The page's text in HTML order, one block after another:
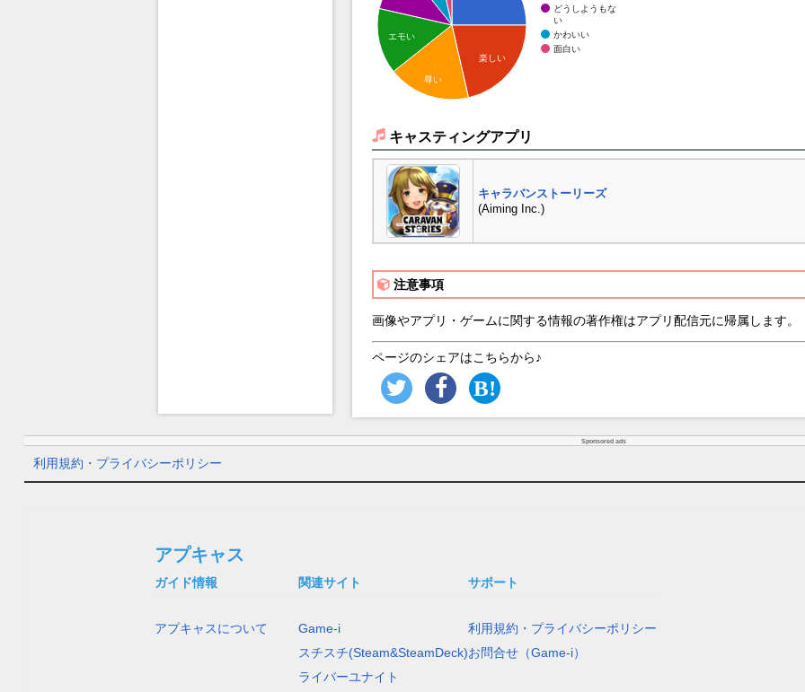
どうしようもな
い
かわいい
面白い
楽しい
エモい
尊い
キャスティングアプリ
キャラバンストーリーズ
(Aiming Inc.)
注意事項
画像やアプリ・ゲームに関する情報の著作権はアプリ配信元に帰属します。
ページのシェアはこちらから♪
Sponsored ads
利用規約・プライバシーポリシー
アプキャス
ガイド情報
アプキャスについて
関連サイト
Game-i
スチスチ(Steam&SteamDeck)
ライバーユナイト
サポート
利用規約・プライバシーポリシー
お問合せ（Game-i）